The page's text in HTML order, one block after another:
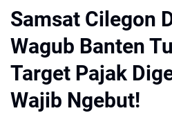
Samsat Cilegon
Wagub Banten
Target Pajak
Wajib Ngebut!